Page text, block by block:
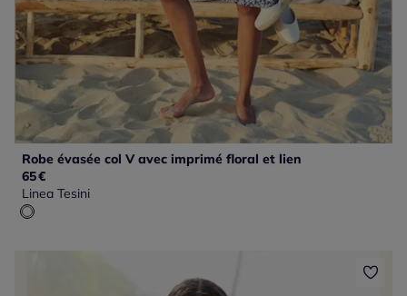
Robe évasée col V avec imprimé floral et lien
65€
Linea Tesini